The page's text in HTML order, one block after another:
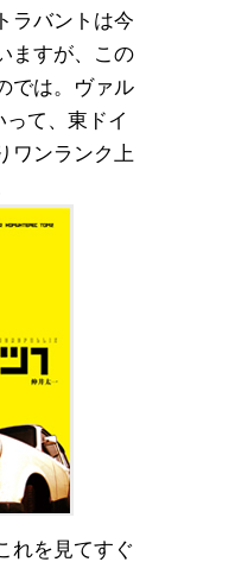
ラバントは今
ますが、この
では。ヴァル
って、東ドイ
ワンランク上
れを見てすぐ